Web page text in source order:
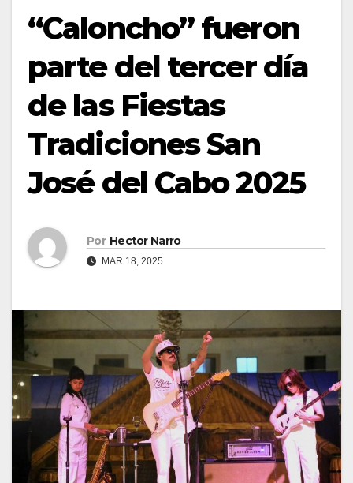
“Caloncho” fueron
parte del tercer día
de las Fiestas
Tradiciones San
José del Cabo 2025
Por Hector Narro
MAR 18, 2025